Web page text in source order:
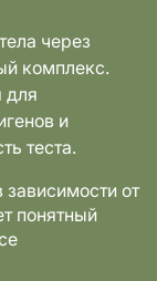
через
комплекс.
для
и
теста.
от
понятный